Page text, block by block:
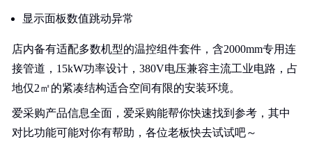
显示面板数值跳动异常
店内备有适配多数机型的温控组件套件，含2000mm专用连
接管道，15kW功率设计，380V电压兼容主流工业电路，占
地仅2㎡的紧凑结构适合空间有限的安装环境。
爱采购产品信息全面，爱采购能帮你快速找到参考，其中
对比功能可能对你有帮助，各位老板快去试试吧～